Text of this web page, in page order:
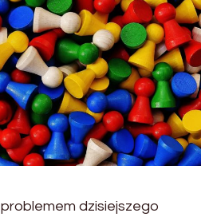
dzisiejszego